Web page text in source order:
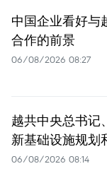
中国企业看好与
合作的前景
06/08/2026 08:27
越共中央总书记
新基础设施规划
06/08/2026 08:14